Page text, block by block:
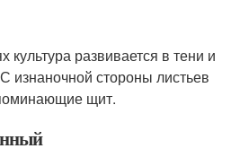
культура развивается в тени и
изнаночной стороны листьев
щит.